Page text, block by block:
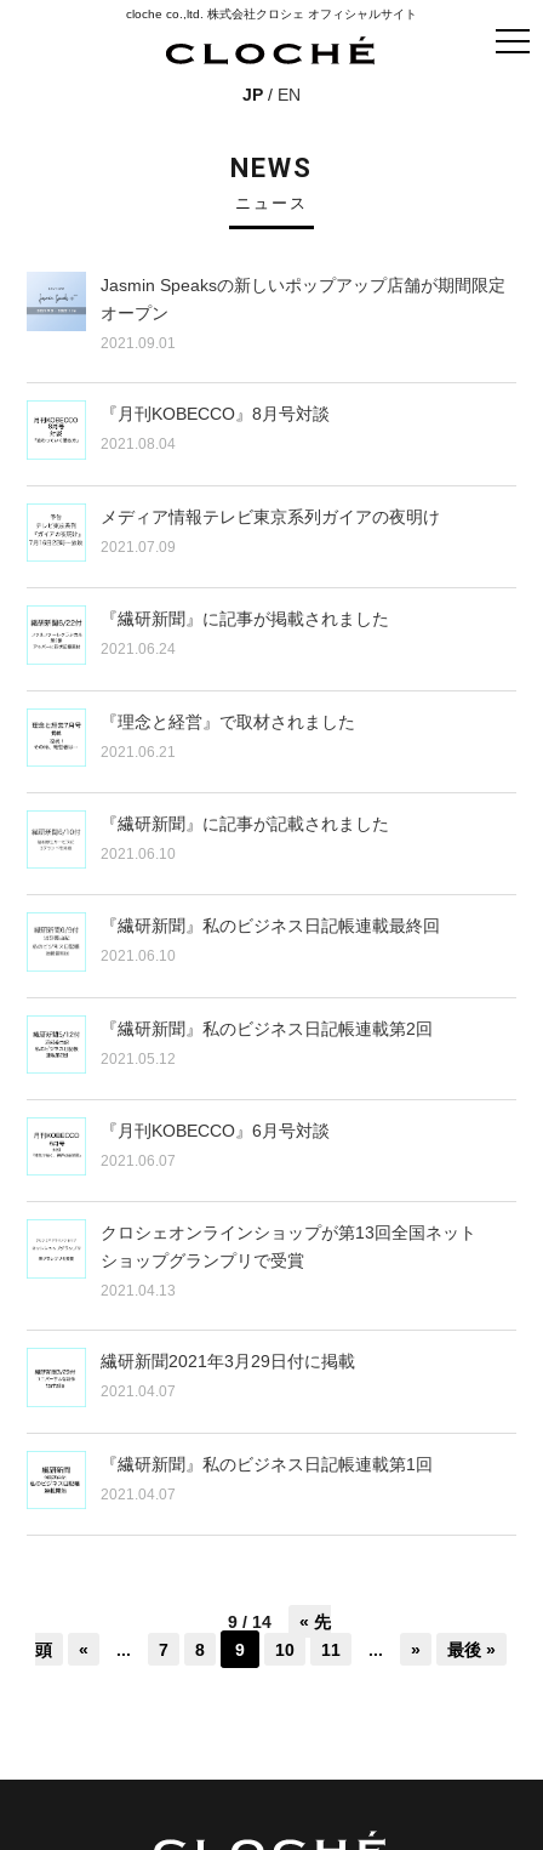
cloche co.,ltd. 株式会社クロシェ オフィシャルサイト
JP/ EN
NEWS
ニュース
Jasmin Speaksの新しいポップアップ店舗が期間限定
オープン
2021.09.01
『月刊KOBECCO』8月号対談
2021.08.04
メディア情報テレビ東京系列ガイアの夜明け
2021.07.09
『繊研新聞』に記事が掲載されました
2021.06.24
『理念と経営』で取材されました
2021.06.21
『繊研新聞』に記事が記載されました
2021.06.10
『繊研新聞』私のビジネス日記帳連載最終回
2021.06.10
『繊研新聞』私のビジネス日記帳連載第2回
2021.05.12
『月刊KOBECCO』6月号対談
2021.06.07
クロシェオンラインショップが第13回全国ネット
ショップグランプリで受賞
2021.04.13
繊研新聞2021年3月29日付に掲載
2021.04.07
『繊研新聞』私のビジネス日記帳連載第1回
2021.04.07
9 / 14
« 先
頭
« ... 7 8 9 10 11 ... » 最後 »